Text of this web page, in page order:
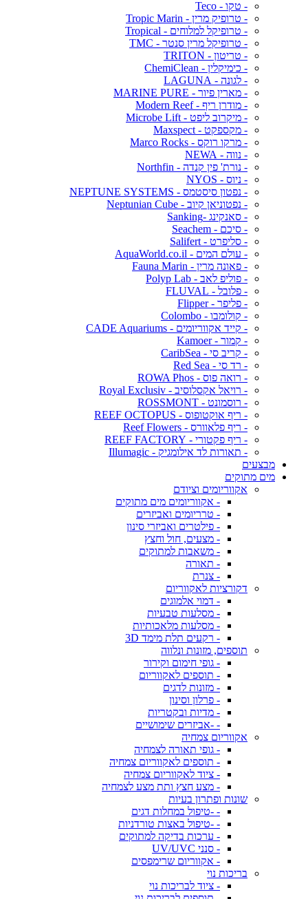
- טקו - Teco
- טרופיק מרין - Tropic Marin
- טרופיקל למלוחים - Tropical
- טרופיקל מרין סנטר - TMC
- טריטון - TRITON
- כימיקלין - ChemiClean
- לגונה - LAGUNA
- מארין פיור - MARINE PURE
- מודרן ריף - Modern Reef
- מיקרוב ליפט - Microbe Lift
- מקספקט - Maxspect
- מרקו רוקס - Marco Rocks
- נווה - NEWA
- נורת' פין קנדה - Northfin
- ניוס - NYOS
- נפטון סיסטמס - NEPTUNE SYSTEMS
- נפטוניאן קיוב - Neptunian Cube
- סאנקינג -Sanking
- סיכם - Seachem
- סליפרט - Salifert
- עולם המים - AquaWorld.co.il
- פאונה מרין - Fauna Marin
- פוליפ לאב - Polyp Lab
- פלובל - FLUVAL
- פליפר - Flipper
- קולומבו - Colombo
- קייד אקווריומים - CADE Aquariums
- קמור - Kamoer
- קריב סי - CaribSea
- רד סי - Red Sea
- רואה פוס - ROWA Phos
- רויאל אקסלוסיב - Royal Exclusiv
- רוסמונט - ROSSMONT
- ריף אוקטופוס - REEF OCTOPUS
- ריף פלאוורס - Reef Flowers
- ריף פקטורי - REEF FACTORY
- תאורות לד אילומגיק - Illumagic
מבצעים
מים מתוקים
אקווריומים וציודם
- אקווריומים מים מתוקים
- טרריומים ואביזרים
- פילטרים ואביזרי סינון
- מצעים, חול וחצץ
- משאבות למתוקים
- תאורה
- צנרת
דקורציות לאקווריום
- דמוי אלמוגים
- מסלעות טבעיות
- מסלעות מלאכותיות
- רקעים תלת מימד 3D
תוספים, מזונות ונלווה
- גופי חימום וקירור
- תוספים לאקווריום
- מזונות לדגים
- פרלון וסינון
- מדיות ובקטריות
- -אביזרים שימושיים
אקווריום צמחיה
- גופי תאורה לצמחיה
- תוספים לאקווריום צמחיה
- ציוד לאקווריום צמחיה
- מצע חצץ ותת מצע לצמחיה
שונות ופתרון בעיות
- -טיפול במחלות דגים
- -טיפול באצות טורדניות
- ערכות בדיקה למתוקים
- סנני UV/UVC
- אקווריום שרימפסים
בריכות נוי
- ציוד לבריכות נוי